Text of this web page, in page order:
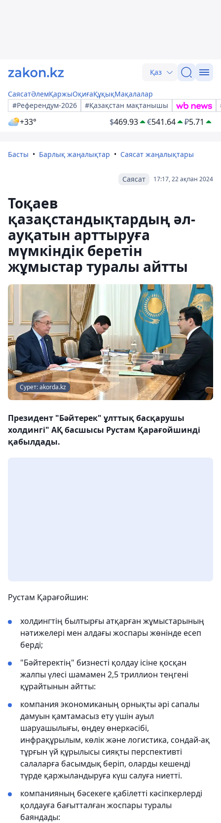
Қаз
СаясатӘлемҚаржыОқиғаҚұқықМақалалар
#Референдум-2026
#Қазақстан мақтанышы
+33° $469.93 €541.64 ₽5.71
Басты Барлық жаңалықтар Саясат жаңалықтары
17:17, 22 ақпан 2024
Саясат
Тоқаев
қазақстандықтардың әл-
ауқатын арттыруға
мүмкіндік беретін
жұмыстар туралы айтты
Сурет: akorda.kz
Президент "Бәйтерек" ұлттық басқарушы
холдингі" АҚ басшысы Рустам Қарағойшинді
қабылдады.
Рустам Қарағойшин:
холдингтің былтырғы атқарған жұмыстарының
нәтижелері мен алдағы жоспары жөнінде есеп
берді;
"Бәйтеректің" бизнесті қолдау ісіне қосқан
жалпы үлесі шамамен 2,5 триллион теңгені
құрайтынын айтты:
компания экономиканың орнықты әрі сапалы
дамуын қамтамасыз ету үшін ауыл
шаруашылығы, өңдеу өнеркәсібі,
инфрақұрылым, көлік және логистика, сондай-ақ
тұрғын үй құрылысы сияқты перспективті
салаларға басымдық беріп, оларды кешенді
түрде қаржыландыруға күш салуға ниетті.
компанияның бәсекеге қабілетті кәсіпкерлерді
қолдауға бағытталған жоспары туралы
баяндады: